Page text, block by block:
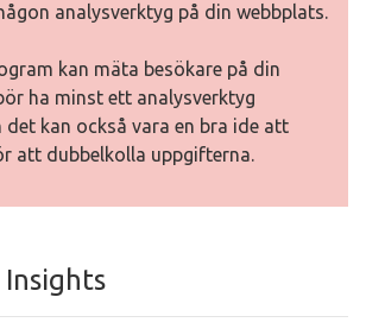
analysverktyg på din webbplats.
kan mäta besökare på din
ha minst ett analysverktyg
det kan också vara en bra ide att
att dubbelkolla uppgifterna.
Insights